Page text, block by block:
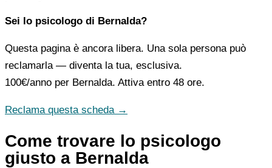
Sei lo psicologo di Bernalda?
Questa pagina è ancora libera. Una sola persona può
reclamarla — diventa la tua, esclusiva.
100€/anno per Bernalda. Attiva entro 48 ore.
Reclama questa scheda →
Come trovare lo psicologo
giusto a Bernalda